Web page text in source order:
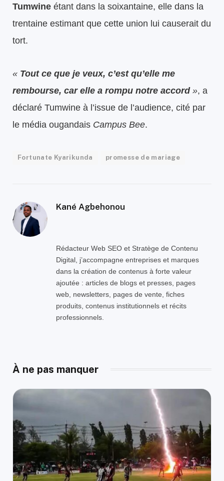
Tumwine étant dans la soixantaine, elle dans la
trentaine estimant que cette union lui causerait du
tort.
« Tout ce que je veux, c’est qu’elle me
rembourse, car elle a rompu notre accord », a
déclaré Tumwine à l’issue de l’audience, cité par
le média ougandais Campus Bee.
Fortunate Kyarikunda promesse de mariage
Kané Agbehonou
Rédacteur Web SEO et Stratège de Contenu
Digital, j’accompagne entreprises et marques
dans la création de contenus à forte valeur
ajoutée : articles de blogs et presses, pages
web, newsletters, pages de vente, fiches
produits, contenus institutionnels et récits
professionnels.
À ne pas manquer